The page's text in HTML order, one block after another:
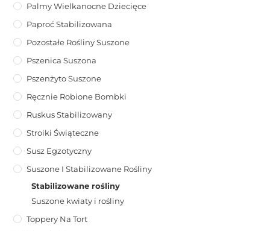
Palmy Wielkanocne Dziecięce
Paproć Stabilizowana
Pozostałe Rośliny Suszone
Pszenica Suszona
Pszenżyto Suszone
Ręcznie Robione Bombki
Ruskus Stabilizowany
Stroiki Świąteczne
Susz Egzotyczny
Suszone I Stabilizowane Rośliny
Stabilizowane rośliny
Suszone kwiaty i rośliny
Toppery Na Tort